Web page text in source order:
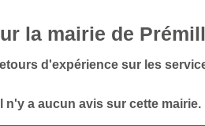
la mairie de
d'expérience sur les
n'y a aucun avis sur cette mairie.